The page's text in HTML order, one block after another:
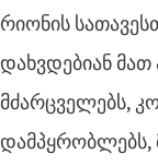
რიონის
დახვდებიან
მძარცველებს,
დამპყრობლებს,